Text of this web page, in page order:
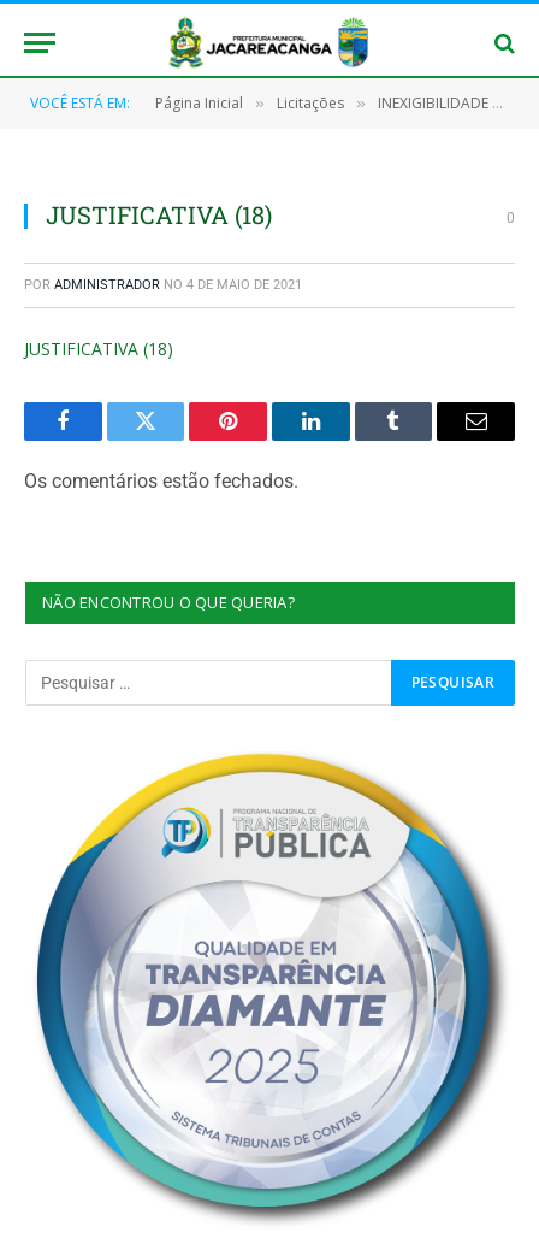
VOCÊ ESTÁ EM: Página Inicial » Licitações » INEXIGIBILIDADE Nº 011/2021 (PRESTAÇÃO DE SERVIÇOS TÉCNICO PROFISSIONAL ESPECIALIZADO DE ADVOGADO COM PATROCÍNIO OU DEFESA DE CAUSAS JUDICIAIS OU ADMINISTRATIVAS)
JUSTIFICATIVA (18) 0
POR ADMINISTRADOR NO 4 DE MAIO DE 2021
JUSTIFICATIVA (18)
FacebookTwitter Pinterest O
Tumblr
E-
Os comentários estão fechados.
NÃO ENCONTROU O QUE QUERIA?